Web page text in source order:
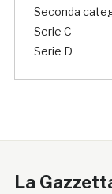
Seconda
Serie C
Serie D
La